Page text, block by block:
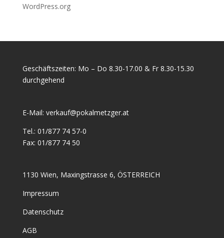
WordPress.org
Geschäftszeiten: Mo – Do 8.30-17.00 & Fr 8.30-15.30
durchgehend
E-Mail: verkauf@pokalmetzger.at
Tel.: 01/877 74 57-0
Fax: 01/877 74 50
1130 Wien, Maxingstrasse 6, ÖSTERREICH
Impressum
Datenschutz
AGB